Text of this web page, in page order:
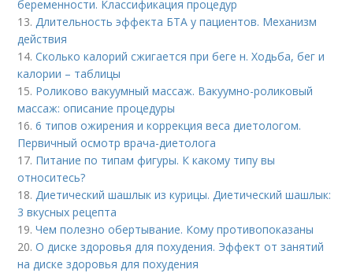
беременности. Классификация процедур
13.Длительность эффекта БТА у пациентов. Механизм
действия
14.Сколько калорий сжигается при беге н. Ходьба, бег и
калории – таблицы
15. Роликово вакуумный массаж. Вакуумно-роликовый
массаж: описание процедуры
16.6 типов ожирения и коррекция веса диетологом.
Первичный осмотр врача-диетолога
17. Питание по типам фигуры. К какому типу вы
относитесь?
18.Диетический шашлык из курицы. Диетический шашлык:
3 вкусных рецепта
19.Чем полезно обертывание. Кому противопоказаны
20.О диске здоровья для похудения. Эффект от занятий
на диске здоровья для похудения